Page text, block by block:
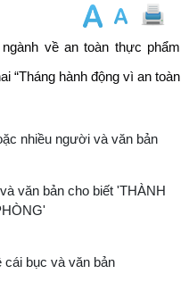
về an toàn thực phẩm
“Tháng hành động vì an toàn